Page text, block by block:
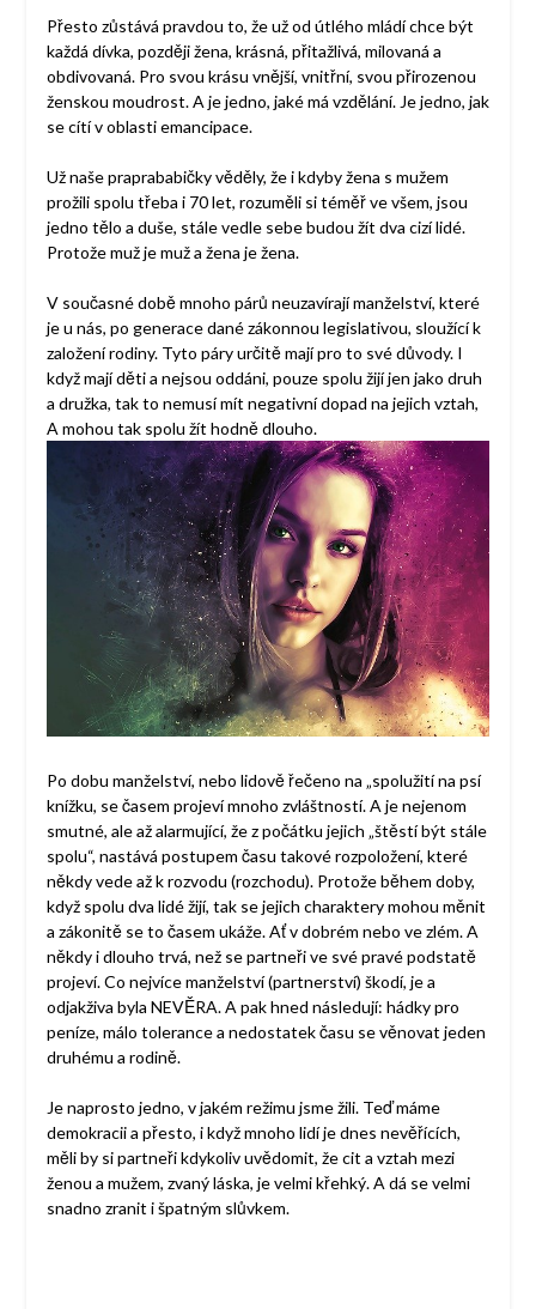
Přesto zůstává pravdou to, že už od útlého mládí chce být
každá dívka, později žena, krásná, přitažlivá, milovaná a
obdivovaná. Pro svou krásu vnější, vnitřní, svou přirozenou
ženskou moudrost. A je jedno, jaké má vzdělání. Je jedno, jak
se cítí v oblasti emancipace.
Už naše praprababičky věděly, že i kdyby žena s mužem
prožili spolu třeba i 70 let, rozuměli si téměř ve všem, jsou
jedno tělo a duše, stále vedle sebe budou žít dva cizí lidé.
Protože muž je muž a žena je žena.
V současné době mnoho párů neuzavírají manželství, které
je u nás, po generace dané zákonnou legislativou, sloužící k
založení rodiny. Tyto páry určitě mají pro to své důvody. I
když mají děti a nejsou oddáni, pouze spolu žijí jen jako druh
a družka, tak to nemusí mít negativní dopad na jejich vztah,
A mohou tak spolu žít hodně dlouho.
Po dobu manželství, nebo lidově řečeno na „spolužití na psí
knížku, se časem projeví mnoho zvláštností. A je nejenom
smutné, ale až alarmující, že z počátku jejich „štěstí být stále
spolu“, nastává postupem času takové rozpoložení, které
někdy vede až k rozvodu (rozchodu). Protože během doby,
když spolu dva lidé žijí, tak se jejich charaktery mohou měnit
a zákonitě se to časem ukáže. Ať v dobrém nebo ve zlém. A
někdy i dlouho trvá, než se partneři ve své pravé podstatě
projeví. Co nejvíce manželství (partnerství) škodí, je a
odjakživa byla NEVĚRA. A pak hned následují: hádky pro
peníze, málo tolerance a nedostatek času se věnovat jeden
druhému a rodině.
Je naprosto jedno, v jakém režimu jsme žili. Teď máme
demokracii a přesto, i když mnoho lidí je dnes nevěřících,
měli by si partneři kdykoliv uvědomit, že cit a vztah mezi
ženou a mužem, zvaný láska, je velmi křehký. A dá se velmi
snadno zranit i špatným slůvkem.